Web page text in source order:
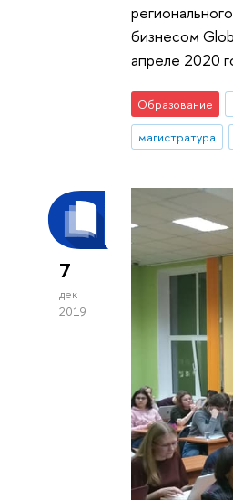
бизнесом
апреле 2020
Образование
магистратура
7
дек
2019